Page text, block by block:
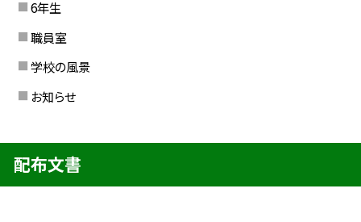
6年生
職員室
学校の風景
お知らせ
配布文書